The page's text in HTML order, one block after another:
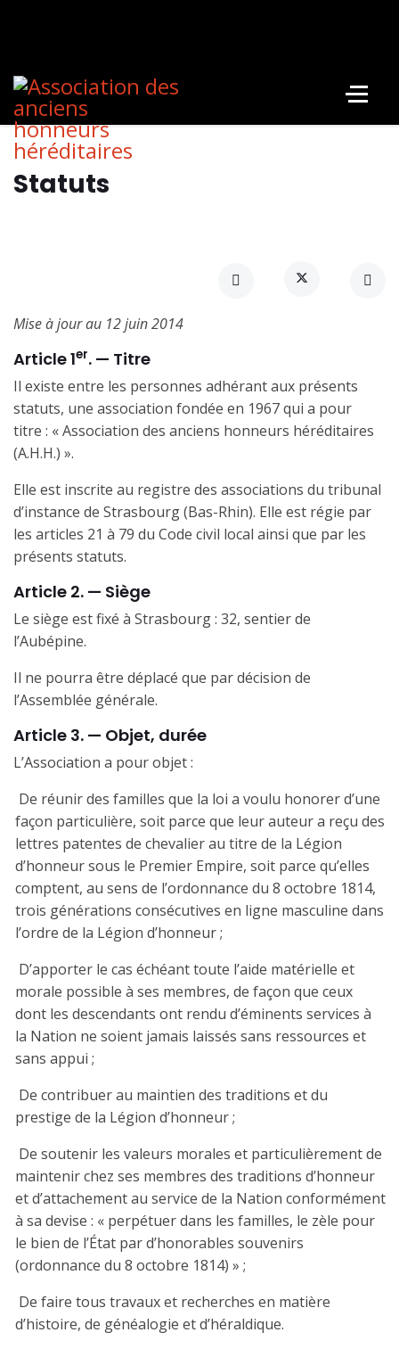
Statuts
Mise à jour au 12 juin 2014
Article 1er. — Titre
Il existe entre les personnes adhérant aux présents
statuts, une association fondée en 1967 qui a pour
titre : « Association des anciens honneurs héréditaires
(A.H.H.) ».
Elle est inscrite au registre des associations du tribunal
d’instance de Strasbourg (Bas-Rhin). Elle est régie par
les articles 21 à 79 du Code civil local ainsi que par les
présents statuts.
Article 2. — Siège
Le siège est fixé à Strasbourg : 32, sentier de
l’Aubépine.
Il ne pourra être déplacé que par décision de
l’Assemblée générale.
Article 3. — Objet, durée
L’Association a pour objet :
De réunir des familles que la loi a voulu honorer d’une
façon particulière, soit parce que leur auteur a reçu des
lettres patentes de chevalier au titre de la Légion
d’honneur sous le Premier Empire, soit parce qu’elles
comptent, au sens de l’ordonnance du 8 octobre 1814,
trois générations consécutives en ligne masculine dans
l’ordre de la Légion d’honneur ;
D’apporter le cas échéant toute l’aide matérielle et
morale possible à ses membres, de façon que ceux
dont les descendants ont rendu d’éminents services à
la Nation ne soient jamais laissés sans ressources et
sans appui ;
De contribuer au maintien des traditions et du
prestige de la Légion d’honneur ;
De soutenir les valeurs morales et particulièrement de
maintenir chez ses membres des traditions d’honneur
et d’attachement au service de la Nation conformément
à sa devise : « perpétuer dans les familles, le zèle pour
le bien de l’État par d’honorables souvenirs
(ordonnance du 8 octobre 1814) » ;
De faire tous travaux et recherches en matière
d’histoire, de généalogie et d’héraldique.